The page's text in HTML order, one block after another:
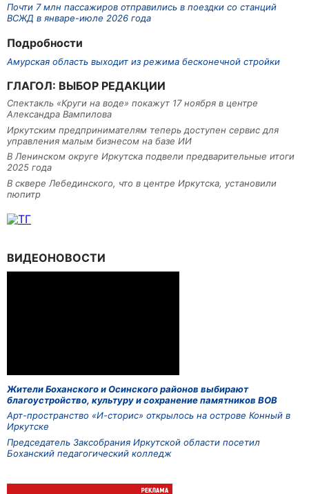
Почти 7 млн пассажиров отправились в поездки со станций
ВСЖД в январе-июле 2026 года
Подробности
Амурская область выходит из режима бесконечной стройки
ГЛАГОЛ: ВЫБОР РЕДАКЦИИ
Спектакль «Круги на воде» покажут 17 ноября в центре
Александра Вампилова
Иркутским предпринимателям теперь доступен сервис для
управления малым бизнесом на базе ИИ
В Ленинском округе Иркутска подвели предварительные итоги
2025 года
В сквере Лебединского, что в центре Иркутска, установили
пюпитр
ВИДЕОНОВОСТИ
Жители Боханского и Осинского районов выбирают
благоустройство, культуру и сохранение памятников ВОВ
Арт-пространство «И-сторис» открылось на острове Конный в
Иркутске
Председатель Заксобрания Иркутской области посетил
Боханский педагогический колледж